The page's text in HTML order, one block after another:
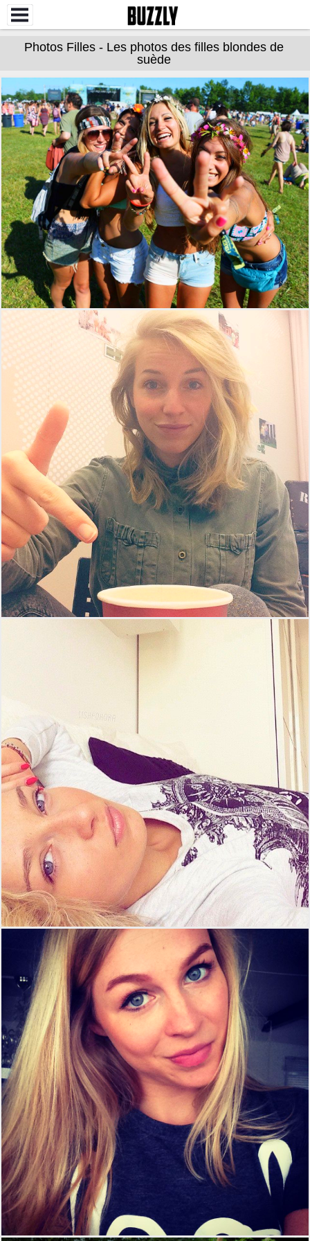
Photos Filles - Les photos des filles blondes de
suède